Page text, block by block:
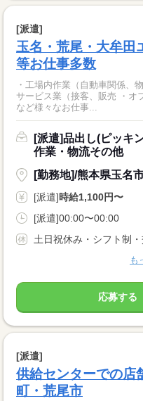
[派遣]
玉名・荒尾・大牟田
等お仕事多数
・工場内作業（自動車関係、
サービス業（接客、販売 ・オ
など様々なお仕事...
[派遣]品出し(ピッキ
作業・物流その他
[勤務地]/熊本県玉名
[派遣]時給1,100円〜
[派遣]00:00〜00:00
土日祝休み・シフト制
も
応募する
[派遣]
供給センターでの店
町・荒尾市